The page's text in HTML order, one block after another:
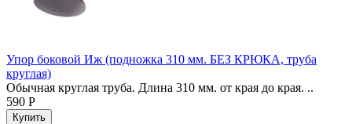
Упор боковой Иж (подножка 310 мм. БЕЗ КРЮКА, труба
круглая)
Обычная круглая труба. Длина 310 мм. от края до края. ..
590 Р